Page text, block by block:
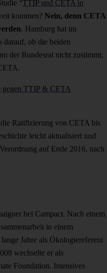
“TTIP und CETA in
kommen? Nein, denn CETA
. Hamburg hat im
darauf, ob die beiden
der Bundesrat nicht zustimmt,
gegen TTIP & CETA
Ratifizierung von CETA bis
leicht aktualisiert und
auf Ende 2016, nach
bei Campact. Nach einem
in einem
Jahre als Ökologiereferent
wechselte er als
Foundation. Intensives